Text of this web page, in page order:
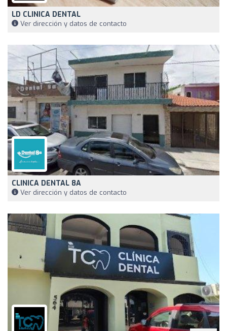
LD CLINICA DENTAL
Ver dirección y datos de contacto
CLINICA DENTAL 8A
Ver dirección y datos de contacto